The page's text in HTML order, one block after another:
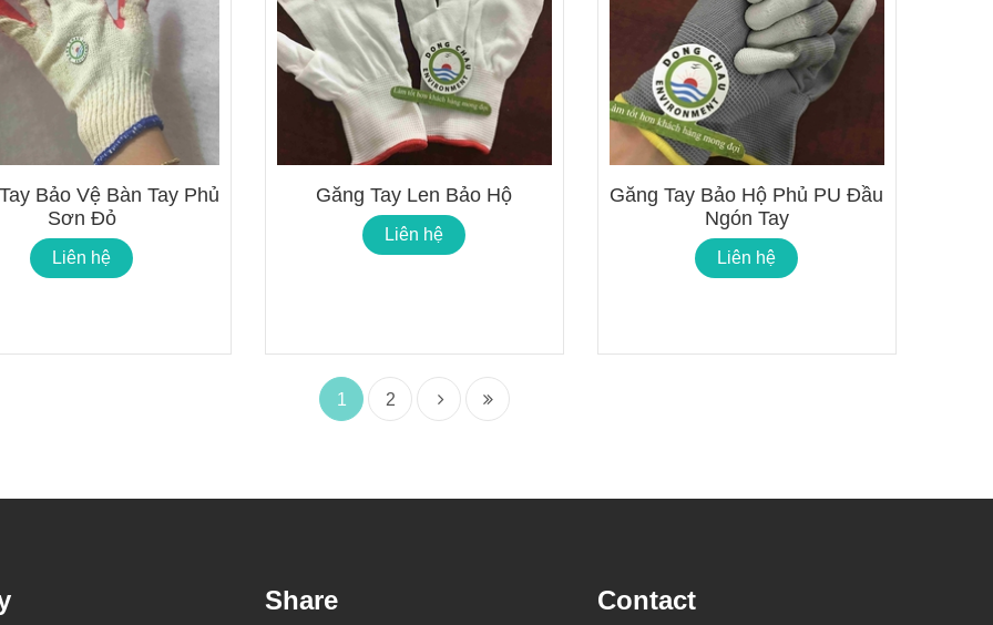
Bảo Vệ Bàn Tay Phủ
Sơn Đỏ
Liên hệ
Găng Tay Len Bảo Hộ
Liên hệ
Găng Tay Bảo Hộ Phủ PU Đầu
Ngón Tay
Liên hệ
1 2
Share Contact